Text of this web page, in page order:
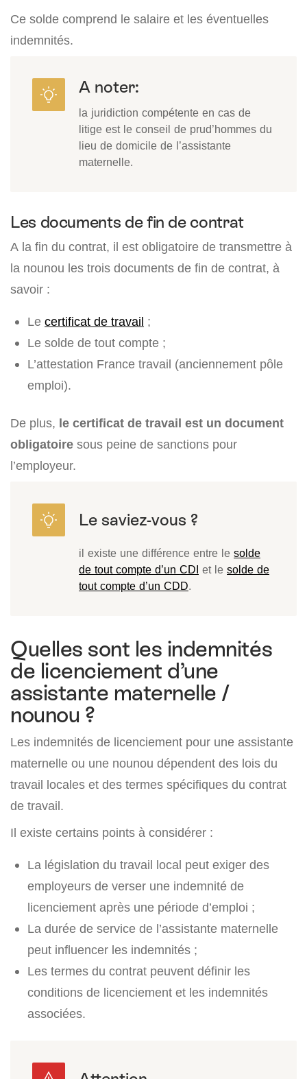
Ce solde comprend le salaire et les éventuelles
indemnités.
A noter:
la juridiction compétente en cas de
litige est le conseil de prud’hommes du
lieu de domicile de l’assistante
maternelle.
Les documents de fin de contrat
A la fin du contrat, il est obligatoire de transmettre à
la nounou les trois documents de fin de contrat, à
savoir :
Le certificat de travail ;
Le solde de tout compte ;
L’attestation France travail (anciennement pôle
emploi).
De plus, le certificat de travail est un document
obligatoire sous peine de sanctions pour
l’employeur.
il existe une différence entre le solde
de tout compte d’un CDI et le solde de
tout compte d’un CDD.
Quelles sont les indemnités
de licenciement d’une
assistante maternelle /
nounou ?
Les indemnités de licenciement pour une assistante
maternelle ou une nounou dépendent des lois du
travail locales et des termes spécifiques du contrat
de travail.
Il existe certains points à considérer :
La législation du travail local peut exiger des
employeurs de verser une indemnité de
licenciement après une période d’emploi ;
La durée de service de l’assistante maternelle
peut influencer les indemnités ;
Les termes du contrat peuvent définir les
conditions de licenciement et les indemnités
associées.